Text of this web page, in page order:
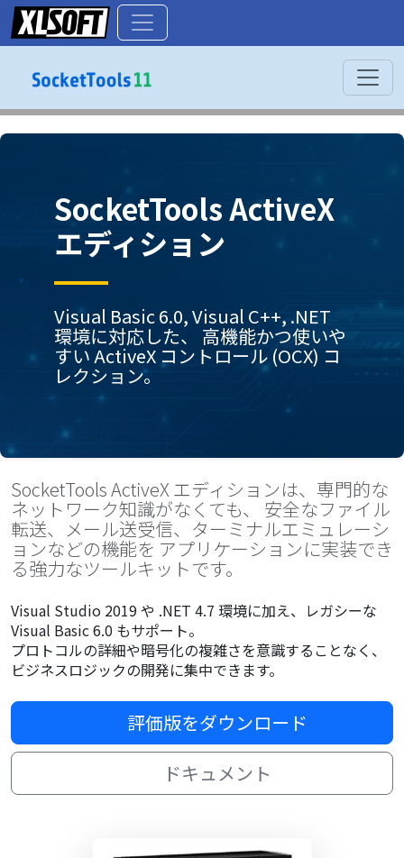
SocketTools ActiveX
エディション
Visual Basic 6.0, Visual C++, .NET
環境に対応した、 高機能かつ使いや
すい ActiveX コントロール (OCX) コ
レクション。
SocketTools ActiveX エディションは、専門的な
ネットワーク知識がなくても、 安全なファイル
転送、メール送受信、ターミナルエミュレーシ
ョンなどの機能を アプリケーションに実装でき
る強力なツールキットです。
Visual Studio 2019 や .NET 4.7 環境に加え、レガシーな
Visual Basic 6.0 もサポート。
プロトコルの詳細や暗号化の複雑さを意識することなく、
ビジネスロジックの開発に集中できます。
評価版をダウンロード
ドキュメント